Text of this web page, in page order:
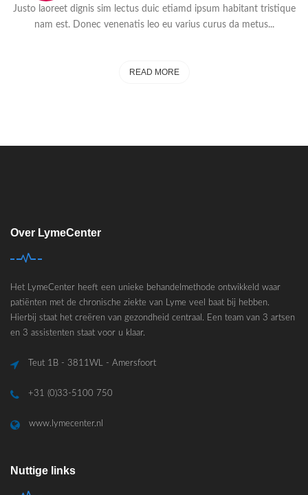
Justo laoreet dignis sim lectus duic etiamd ipsum habitant tristique
nam est. Donec venenatis leo eu varius curus da metus...
READ MORE
Over LymeCenter
Het LymeCenter heeft een unieke behandelmethode ontwikkeld waar
patiënten met de chronische ziekte van Lyme veel baat bij hebben.
Hierbij staat het creëren van gezondheid centraal. Een team van 3 artsen
en 3 assistenten staat voor u klaar.
Teut 1B - 3811WL - Amersfoort
+31 (0)33-5100 750
www.lymecenter.nl
Nuttige links